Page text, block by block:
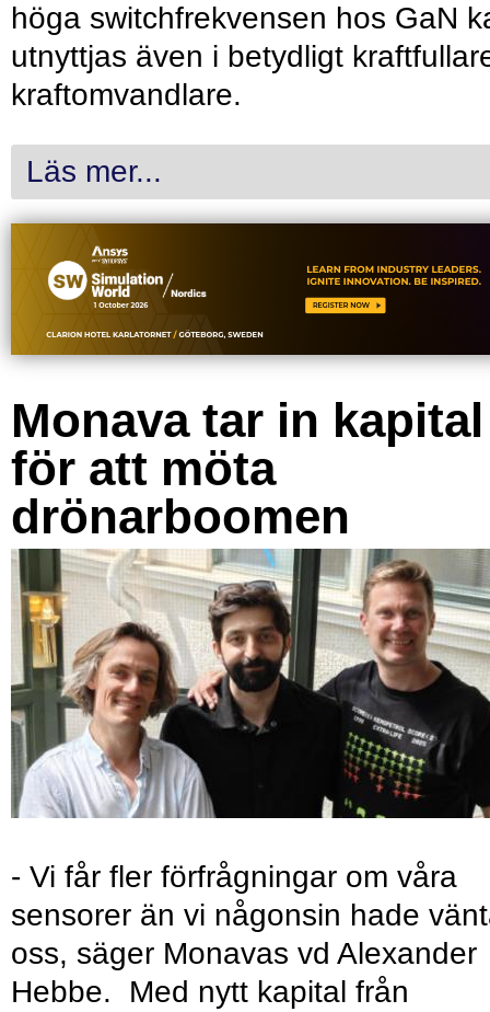
höga switchfrekvensen hos GaN
utnyttjas även i betydligt
kraftomvandlare.
Läs mer...
Monava tar in kapital
för att möta
drönarboomen
- Vi får fler förfrågningar om våra
sensorer än vi någonsin hade
oss, säger Monavas vd Alexander
Hebbe. Med nytt kapital från